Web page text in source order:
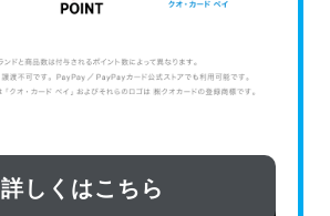
詳しくはこちら